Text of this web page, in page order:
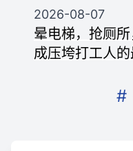
2026-08-07
晕电梯，抢厕
成压垮打工人
#